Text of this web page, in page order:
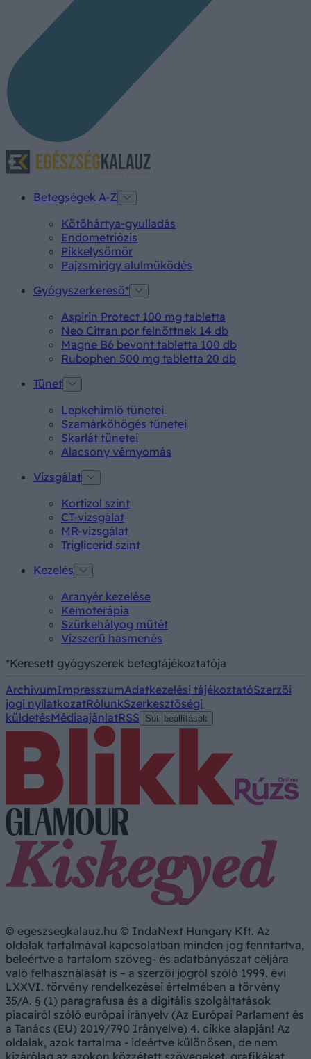
Betegségek A-Z
Kötőhártya-gyulladás
Endometriózis
Pikkelysömör
Pajzsmirigy alulműködés
Gyógyszerkereső*
Aspirin Protect 100 mg tabletta
Neo Citran por felnőttnek 14 db
Magne B6 bevont tabletta 100 db
Rubophen 500 mg tabletta 20 db
Tünet
Lepkehimlő tünetei
Szamárköhögés tünetei
Skarlát tünetei
Alacsony vérnyomás
Vizsgálat
Kortizol szint
CT-vizsgálat
MR-vizsgálat
Triglicerid szint
Kezelés
Aranyér kezelése
Kemoterápia
Szürkehályog műtét
Vízszerű hasmenés
*Keresett gyógyszerek betegtájékoztatója
ArchívumImpresszumAdatkezelési tájékoztatóSzerzői
jogi nyilatkozatRólunkSzerkesztőségi
küldetésMédiaajánlatRSS Süti beállítások
© egeszsegkalauz.hu © IndaNext Hungary Kft. Az
oldalak tartalmával kapcsolatban minden jog fenntartva,
beleértve a tartalom szöveg- és adatbányászat céljára
való felhasználását is – a szerzői jogról szóló 1999. évi
LXXVI. törvény rendelkezései értelmében a törvény
35/A. § (1) paragrafusa és a digitális szolgáltatások
piacairól szóló európai irányelv (Az Európai Parlament és
a Tanács (EU) 2019/790 Irányelve) 4. cikke alapján! Az
oldalak, azok tartalma - ideértve különösen, de nem
kizárólag az azokon közzétett szövegeket, grafikákat,